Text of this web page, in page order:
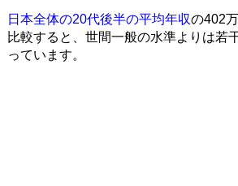
日本全体の20代後半の平均年収の402
比較すると、世間一般の水準よりは若
っています。